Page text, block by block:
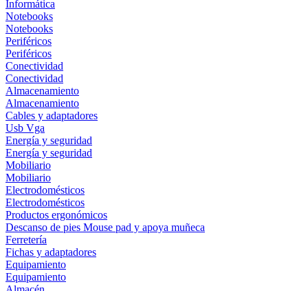
Informática
Notebooks
Notebooks
Periféricos
Periféricos
Conectividad
Conectividad
Almacenamiento
Almacenamiento
Cables y adaptadores
Usb Vga
Energía y seguridad
Energía y seguridad
Mobiliario
Mobiliario
Electrodomésticos
Electrodomésticos
Productos ergonómicos
Descanso de pies Mouse pad y apoya muñeca
Ferretería
Fichas y adaptadores
Equipamiento
Equipamiento